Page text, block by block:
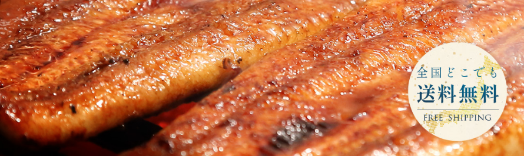
中（100g以上）
白蒲カットセット その他商品
中（100g以上）
白蒲カットセット その他商品